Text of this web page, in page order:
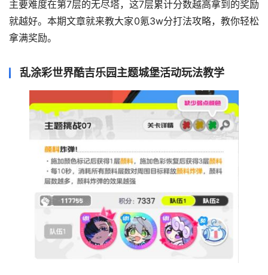
主要难度在第7层的无尽塔，这7层累计分数越高拿到的奖励
就越好。本期文章就来教大家0氪3w分打法攻略，教你轻松
拿满奖励。
乱涂彩世界酷吉乐园主题城堡活动玩法教学